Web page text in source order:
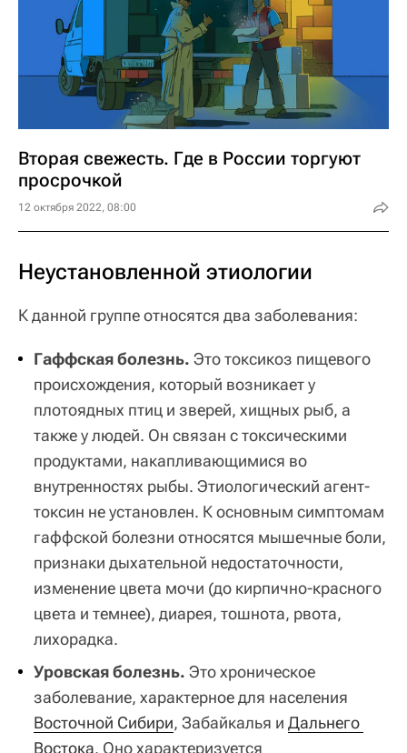
Вторая свежесть. Где в России торгуют
просрочкой
12 октября 2022, 08:00
Неустановленной этиологии
К данной группе относятся два заболевания:
Гаффская болезнь. Это токсикоз пищевого
происхождения, который возникает у
плотоядных птиц и зверей, хищных рыб, а
также у людей. Он связан с токсическими
продуктами, накапливающимися во
внутренностях рыбы. Этиологический агент-
токсин не установлен. К основным симптомам
гаффской болезни относятся мышечные боли,
признаки дыхательной недостаточности,
изменение цвета мочи (до кирпично-красного
цвета и темнее), диарея, тошнота, рвота,
лихорадка.
Уровская болезнь. Это хроническое
заболевание, характерное для населения
Восточной Сибири, Забайкалья и Дальнего
Востока. Оно характеризуется